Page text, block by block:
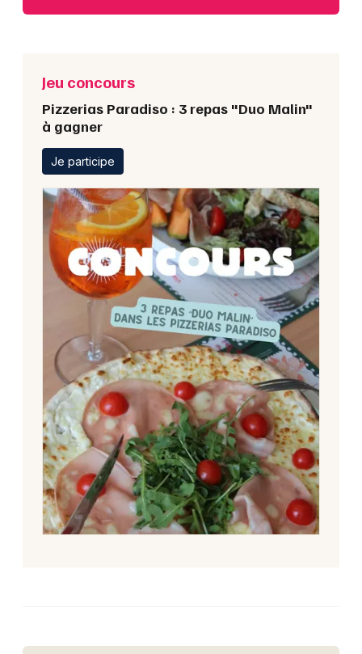
Jeu concours
Pizzerias Paradiso : 3 repas "Duo Malin"
à gagner
Je participe